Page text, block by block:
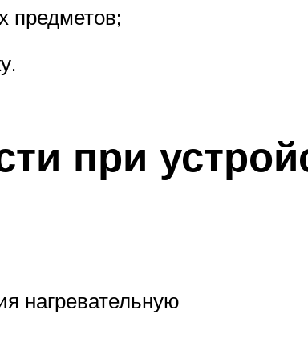
предметов;
при
нагревательную